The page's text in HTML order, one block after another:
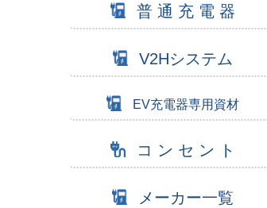
普 通 充 電 器
V2Hシステム
EV充電器専用資材
コ ン セ ン ト
メーカー一覧